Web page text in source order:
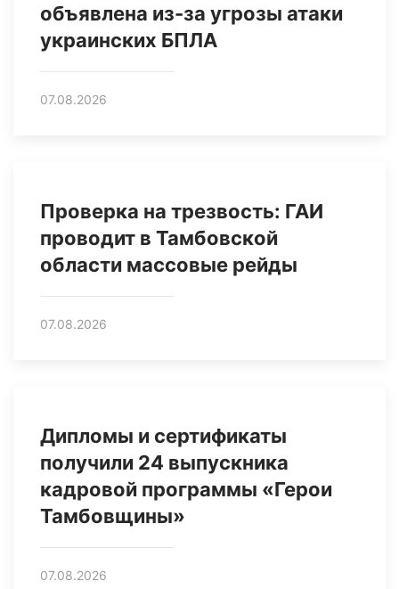
объявлена из-за угрозы атаки
украинских БПЛА
07.08.2026
Проверка на трезвость: ГАИ
проводит в Тамбовской
области массовые рейды
07.08.2026
Дипломы и сертификаты
получили 24 выпускника
кадровой программы «Герои
Тамбовщины»
07.08.2026